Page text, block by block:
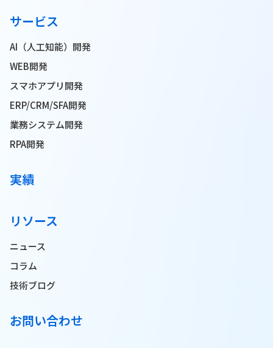
サービス
AI（人工知能）開発
WEB開発
スマホアプリ開発
ERP/CRM/SFA開発
業務システム開発
RPA開発
実績
リソース
ニュース
コラム
技術ブログ
お問い合わせ